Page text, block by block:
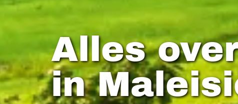
Alles
in